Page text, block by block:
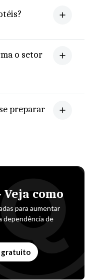
o setor
preparar
Veja como
para aumentar
dependência de
gratuito